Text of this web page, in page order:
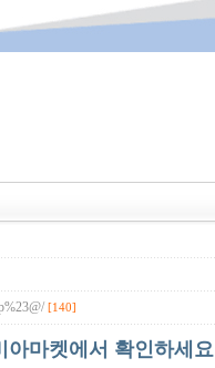
[140]
아마켓에서 확인하세요